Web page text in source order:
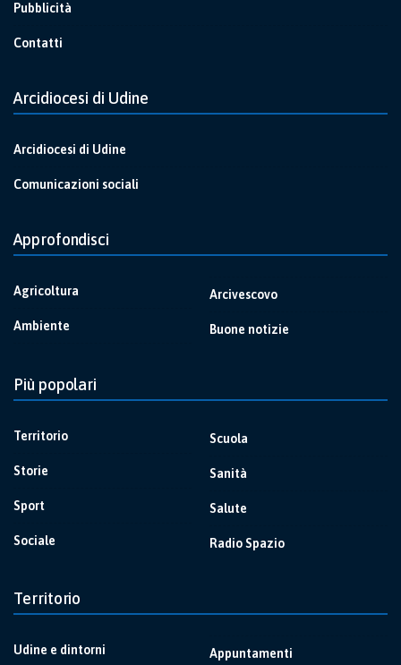
Pubblicità
Contatti
Arcidiocesi di Udine
Arcidiocesi di Udine
Comunicazioni sociali
Approfondisci
Agricoltura
Ambiente
Arcivescovo
Buone notizie
Più popolari
Territorio
Storie
Sport
Sociale
Scuola
Sanità
Salute
Radio Spazio
Territorio
Udine e dintorni Appuntamenti